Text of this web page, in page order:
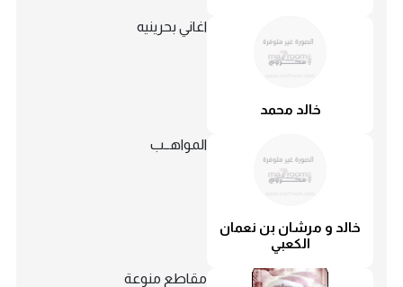
خالد محمد
اغاني بحرينيه
خالد و مرشان بن نعمان
الكعبي
المواهــب
مقاطع منوعة